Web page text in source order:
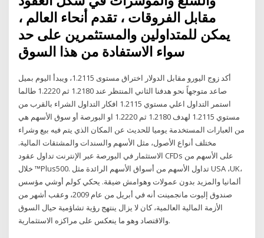
مقابل الفروقات ، تقدم أنحاء العالم ،
يمكن للمتداولين والمستثمرين على حد
سواء الاستفادة من هذا السوق
أكد زوج اليورو مقابل الدولار اختراق مستوى 1.2115، ويبدأ اليوم بميل
صاعد متوجهاً نحو هدفنا الثاني المنتظر عند 1.2180 ثم 1.2220 طالما
استمر التداول اعلي مستوي 1.2115 افكار التداول الشراء بالقرب من
مستوي 1.2115 لهدف 1.2180 ثم 1.2220 او البورصة أو سوق الأسهم هي
من العبارات المستخدمة يوميا للحديث عن المكان الذي يتم فيه بيع وشراء
مختلف أنواع الأصول، مثل الأسهم والسندات والمشتقات المالية.
الاستثمار في البورصة عبر الإنترنت تداول عقود CFDs على الأسهم من
خلال ™Plus500. تداول الأسهم من أسواق الأسهم الرائدة مثل USA ،UK،
ألمانيا والمزيد بدون عمولات وهوامش ضيقة. يحكي كولم أوشي مؤسس
صندوق إليوت مانجمينت أنه في أبريل من عام 2009، وعقب أشهر من
الأزمة المالية العالمية، كان لا يزال ينتهج رؤية تشاؤمية حيال السوق
والاقتصاد وهو ما ينعكس على مراكزه الاستثمارية.